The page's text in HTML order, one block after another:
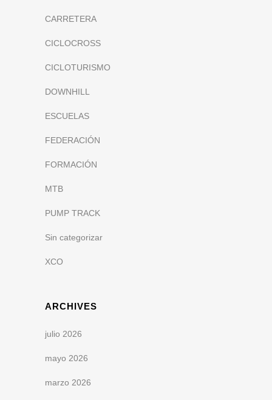
CARRETERA
CICLOCROSS
CICLOTURISMO
DOWNHILL
ESCUELAS
FEDERACIÓN
FORMACIÓN
MTB
PUMP TRACK
Sin categorizar
XCO
ARCHIVES
julio 2026
mayo 2026
marzo 2026